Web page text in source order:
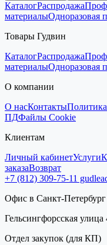
КаталогРаспродажа
материалыОдноразовая
Товары Гудвин
КаталогРаспродажа
материалыОдноразовая
О компании
О насКонтакты
ПДФайлы Cookie
Клиентам
Личный кабинетУслуги
заказаВозврат
+7 (812) 309-75-11
Офис в Санкт-Петербург
Гельсингфорсская улица
Отдел закупок (для КП)